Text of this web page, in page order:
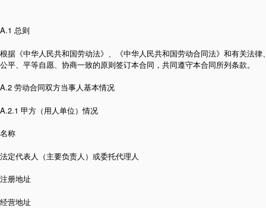
A.1 总则
根据《中华人民共和国劳动法》、《中华人民共和国劳动合同法》和有关法
公平、平等自愿、协商一致的原则签订本合同，共同遵守本合同所列条款。
A.2 劳动合同双方当事人基本情况
A.2.1 甲方（用人单位）情况
名称
法定代表人（主要负责人）或委托代理人
注册地址
经营地址